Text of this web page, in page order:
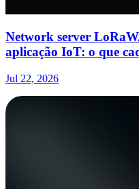
Network server
aplicação IoT: o que
Jul 22, 2026